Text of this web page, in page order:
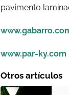
pavimento
www.par-ky.com
Otros artículos